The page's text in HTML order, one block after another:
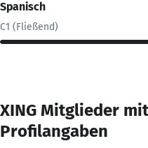
Spanisch
C1 (Fließend)
XING Mitglieder
Profilangaben